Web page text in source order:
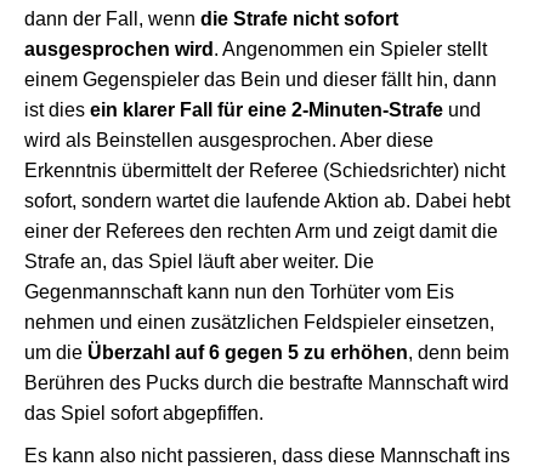
dann der Fall, wenn die Strafe nicht sofort
ausgesprochen wird . Angenommen ein Spieler stellt
einem Gegenspieler das Bein und dieser fällt hin, dann
ist dies ein klarer Fall für eine 2-Minuten-Strafe und
wird als Beinstellen ausgesprochen. Aber diese
Erkenntnis übermittelt der Referee (Schiedsrichter) nicht
sofort, sondern wartet die laufende Aktion ab. Dabei hebt
einer der Referees den rechten Arm und zeigt damit die
Strafe an, das Spiel läuft aber weiter. Die
Gegenmannschaft kann nun den Torhüter vom Eis
nehmen und einen zusätzlichen Feldspieler einsetzen,
um die Überzahl auf 6 gegen 5 zu erhöhen, denn beim
Berühren des Pucks durch die bestrafte Mannschaft wird
das Spiel sofort abgepfiffen.
Es kann also nicht passieren, dass diese Mannschaft ins